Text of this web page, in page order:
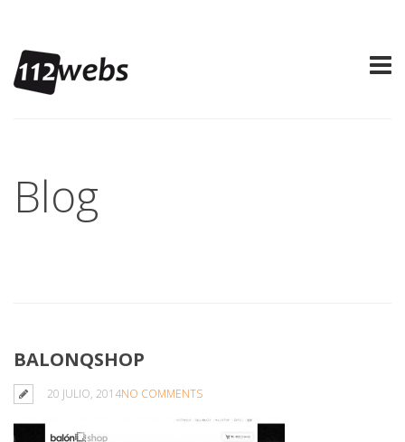
Blog
BALONQSHOP
20 JULIO, 2014NO COMMENTS